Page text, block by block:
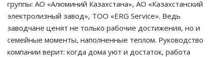
группы: АО «Алюминий Казахстана», АО «Казахстанский
электролизный завод», ТОО «ERG Service». Ведь
заводчане ценят не только рабочие достижения, но и
семейные моменты, наполненные теплом. Руководство
компании верит: когда дома уют и достаток, работа